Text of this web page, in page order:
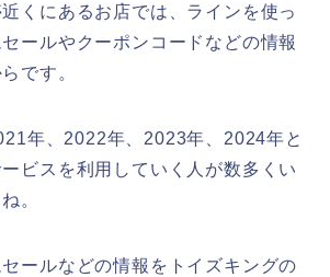
くにあるお店では、ラインを使っ
ールやクーポンコードなどの情報
です。
年、2022年、2023年、2024年と
ビスを利用していく人が数多くい
。
ールなどの情報をトイズキングの